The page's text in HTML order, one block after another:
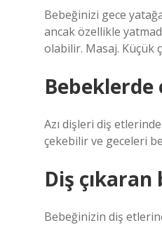
Bebeğinizi gece
ancak özellikle
olabilir. Masaj. Küçük
Bebeklerde
Azı dişleri diş
çekebilir ve geceleri
Diş çıkaran
Bebeğinizin diş